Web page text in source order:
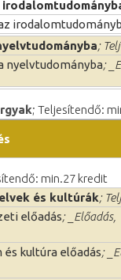
;
nyelvtudományba;
; Teljesítendő:
min.27 kredit
és kultúrák;
előadás; _Előadás,
és kultúra előadás;